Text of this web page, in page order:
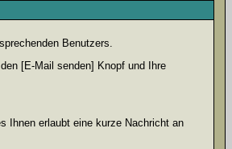
Benutzers.
[E-Mail senden] Knopf und Ihre
Ihnen erlaubt eine kurze Nachricht an